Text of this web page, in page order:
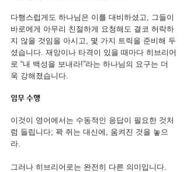
다행스럽게도 하나님은 이를 대비하셨고, 그들이
바로에게 아무리 친절하게 요청해도 결코 허락하
지 않을 것임을 아시고, 몇 가지 트릭을 준비해 두
셨습니다. 재앙이나 타격이 있을 때마다 히브리어
로 “내 백성을 보내라!”라는 하나님의 요구는 더
욱 강해졌습니다.
임무 수행
이것이 영어에서는 수동적인 응답이 필요한 것처
럼 들립니다; 꽉 쥐는 대신에, 움켜진 것을 놓으
라.
그러나 히브리어로는 완전히 다른 의미입니다.